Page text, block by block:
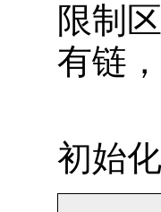
限制
有链
初始